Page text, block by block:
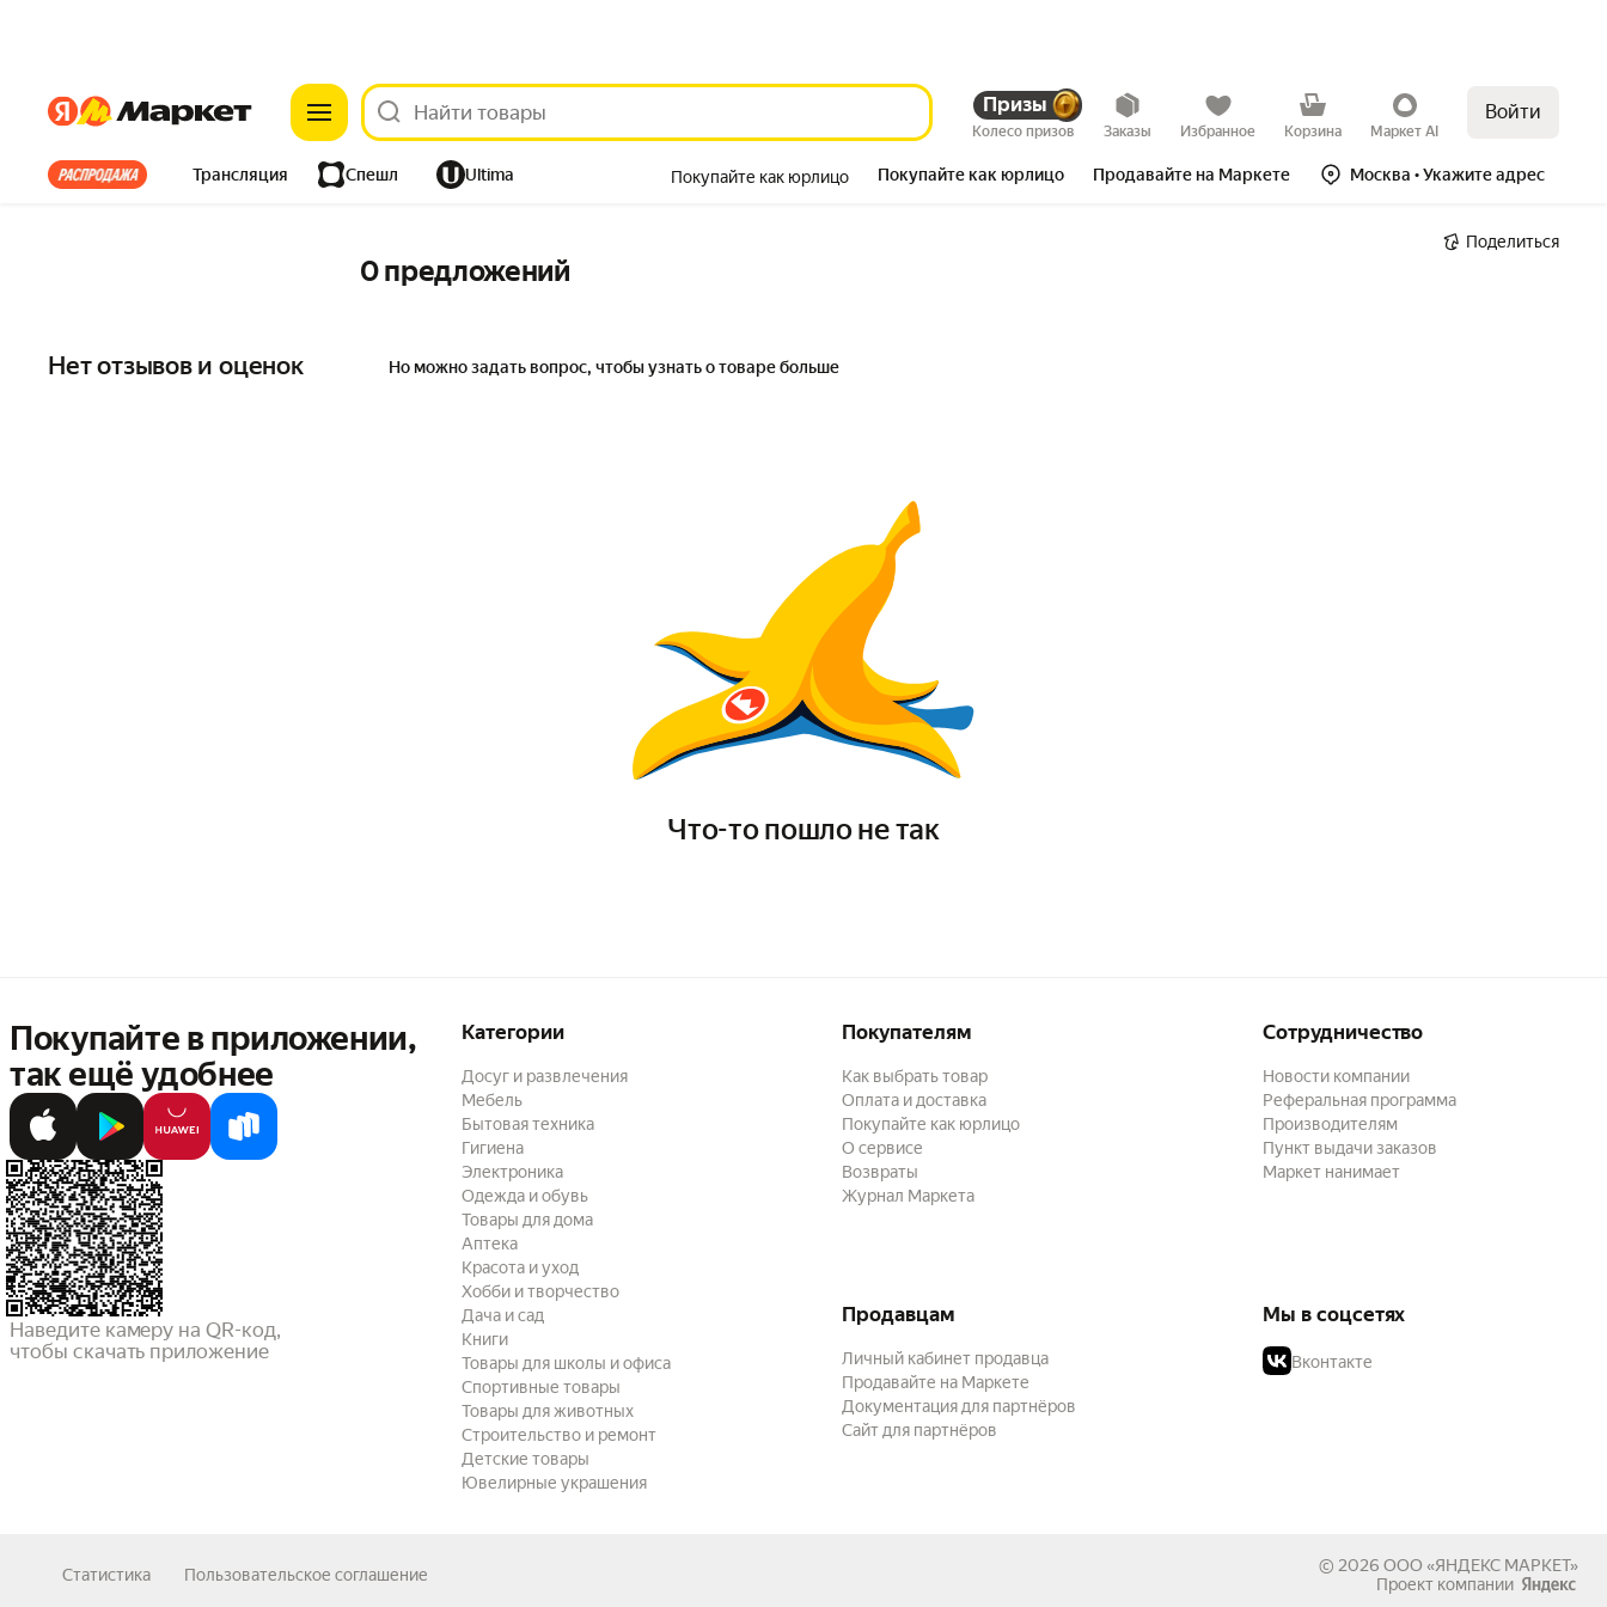
ЯндексЯндекс Призы
Колесо призов Заказы Избранное Корзина Маркет AI
Войти
Все хиты Трансляция Спешл Ultima Покупайте как юрлицо Покупайте как юрлицо Продавайте на Маркете Москва • Укажите адрес
Поделиться
0 предложений
Нет отзывов и оценок Но можно задать вопрос, чтобы узнать о товаре больше
Что-то пошло не так
Покупайте в приложении,
так ещё удобнее
Наведите камеру на QR-код,
чтобы скачать приложение
Категории
Досуг и развлечения
Мебель
Бытовая техника
Гигиена
Электроника
Одежда и обувь
Товары для дома
Аптека
Красота и уход
Хобби и творчество
Дача и сад
Книги
Товары для школы и офиса
Спортивные товары
Товары для животных
Строительство и ремонт
Детские товары
Ювелирные украшения
Покупателям
Как выбрать товар
Оплата и доставка
Покупайте как юрлицо
О сервисе
Возвраты
Журнал Маркета
Сотрудничество
Новости компании
Реферальная программа
Производителям
Пункт выдачи заказов
Маркет нанимает
Продавцам
Личный кабинет продавца
Продавайте на Маркете
Документация для партнёров
Сайт для партнёров
Мы в соцсетях
Вконтакте
Статистика Пользовательское соглашение © 2026 ООО «ЯНДЕКС МАРКЕТ»
Проект компании